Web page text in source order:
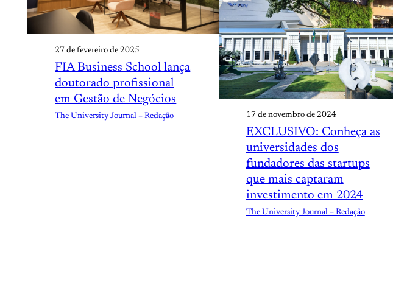
27 de fevereiro de 2025
FIA Business School lança
doutorado profissional
em Gestão de Negócios
The University Journal – Redação 17 de novembro de 2024
EXCLUSIVO: Conheça as
universidades dos
fundadores das startups
que mais captaram
investimento em 2024
The University Journal – Redação